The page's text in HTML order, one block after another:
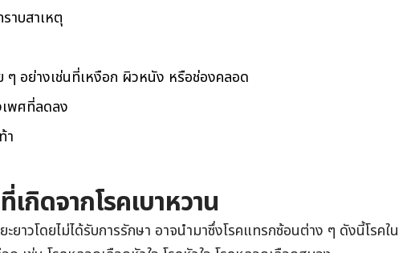
าบสาเหตุ
ๆ อย่างเช่นที่เหงือก ผิวหนัง หรือช่องคลอด
พศที่ลดลง
า
กิดจากโรคเบาหวาน
ะยาวโดยไม่ได้รับการรักษา อาจนำมาซึ่งโรคแทรกซ้อนต่าง ๆ ดังนี้โรคใน